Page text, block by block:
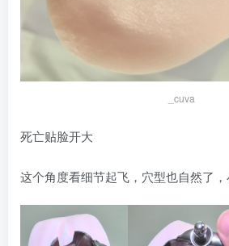
_cuva
死亡贴脸开大
这个角度看细节起飞，穴型也自然了，